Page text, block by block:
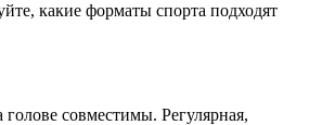
какие форматы спорта подходят
совместимы. Регулярная,